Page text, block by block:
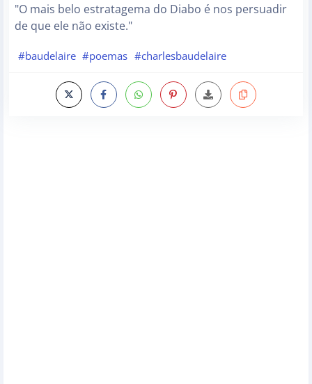
"O mais belo estratagema do Diabo é nos persuadir
de que ele não existe."
#baudelaire #poemas #charlesbaudelaire